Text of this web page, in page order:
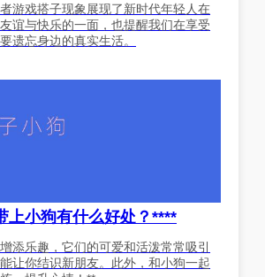
游戏搭子现象展现了新时代年轻人在
谊与快乐的一面，也提醒我们在享受
遗忘身边的真实生活。
上小狗有什么好处？****
添乐趣，它们的可爱和活泼常常吸引
让你结识新朋友。此外，和小狗一起